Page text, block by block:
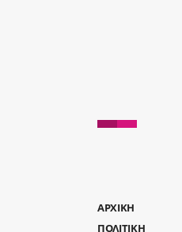
AΡΧΙΚΗ
ΠΟΛΙΤΙΚΗ